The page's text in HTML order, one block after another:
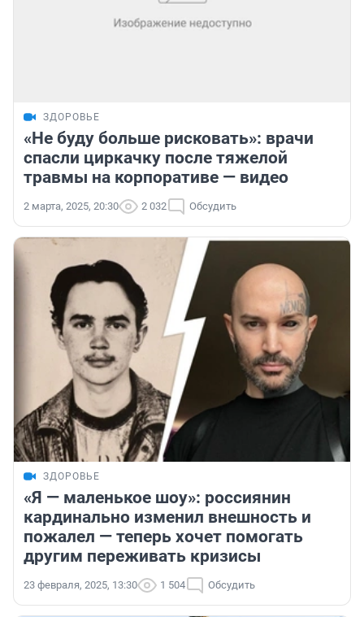
ЗДОРОВЬЕ
«Не буду больше рисковать»: врачи
спасли циркачку после тяжелой
травмы на корпоративе — видео
2 марта, 2025, 20:30 2 032 Обсудить
ЗДОРОВЬЕ
«Я — маленькое шоу»: россиянин
кардинально изменил внешность и
пожалел — теперь хочет помогать
другим переживать кризисы
23 февраля, 2025, 13:30 1 504 Обсудить